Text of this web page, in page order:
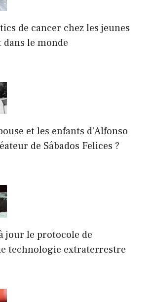
de cancer chez les jeunes
le monde
et les enfants d’Alfonso
de Sábados Felices ?
jour le protocole de
technologie extraterrestre